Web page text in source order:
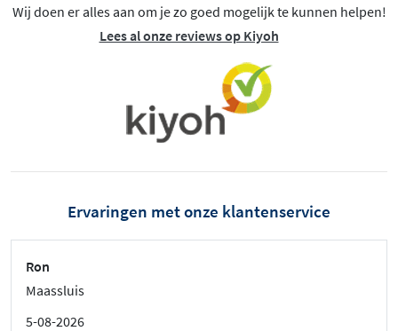
Wij doen er alles aan om je zo goed mogelijk te kunnen helpen!
Lees al onze reviews op Kiyoh
Ervaringen met onze klantenservice
Ron
Maassluis
5-08-2026